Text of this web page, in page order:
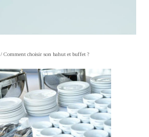
/ Comment choisir son bahut et buffet ?